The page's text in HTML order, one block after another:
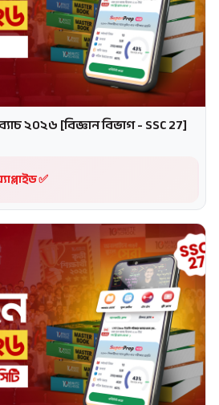
২০২৬ [বিজ্ঞান বিভাগ - SSC 27]
✅